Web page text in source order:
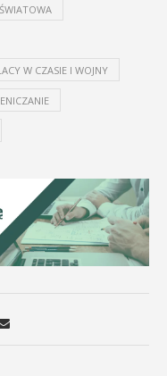
W CZASIE I WOJNY